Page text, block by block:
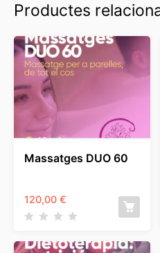
Productes
Massatges DUO 60
120,00 €